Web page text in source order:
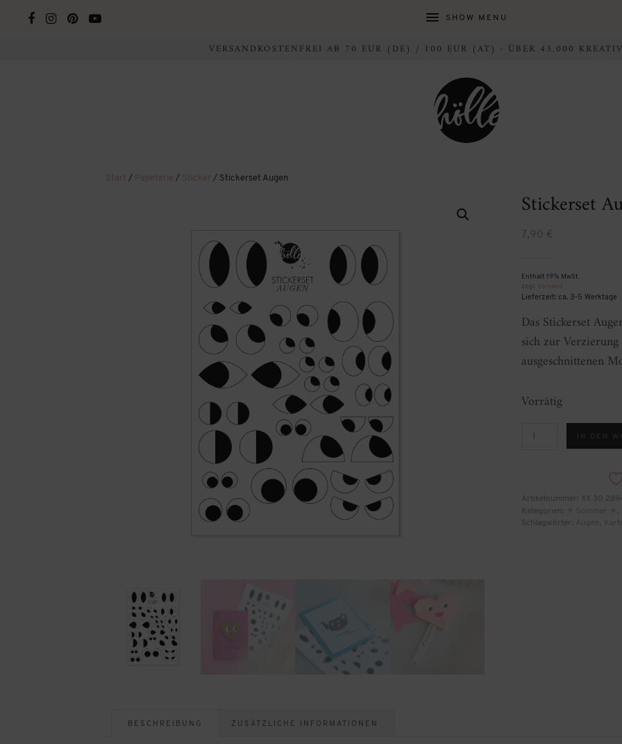
SHOW MENU
VERSANDKOSTENFREI AB 70 EUR (DE) / 100 EUR (AT) · ÜBER 43.000
Start / Papeterie / Sticker / Stickerset Augen
Stickerset
7,90 €
Enthält 19% MwSt.
zzgl.
Versand
Lieferzeit: ca. 3-5 Werktage
Das Stickerset
sich zur
ausgeschnittenen
Vorrätig
Augen
IN DEN
Artikelnummer: XX 30
Kategorien:
,
Schlagwörter:
,
BESCHREIBUNG ZUSÄTZLICHE INFORMATIONEN